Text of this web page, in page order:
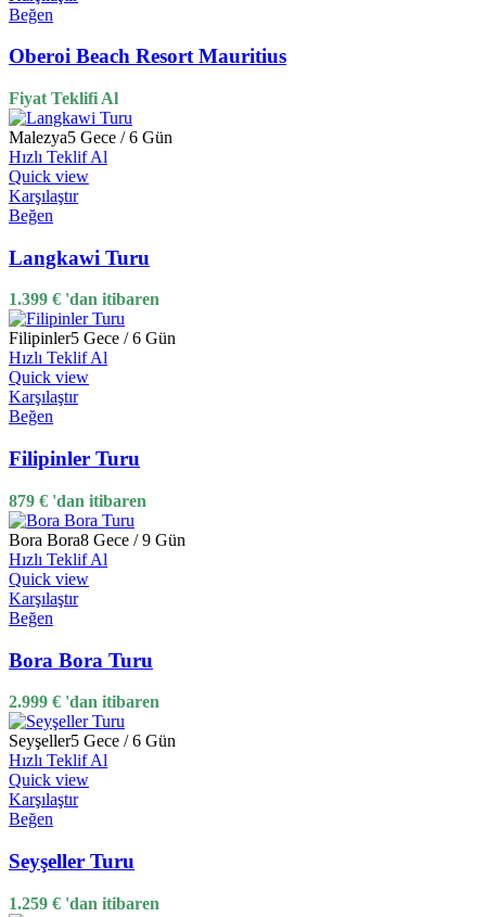
Beğen
Oberoi Beach Resort Mauritius
Fiyat Teklifi Al
Malezya5 Gece / 6 Gün
Hızlı Teklif Al
Quick view
Karşılaştır
Beğen
Langkawi Turu
1.399 € 'dan itibaren
Filipinler5 Gece / 6 Gün
Hızlı Teklif Al
Quick view
Karşılaştır
Beğen
Filipinler Turu
879 € 'dan itibaren
Bora Bora8 Gece / 9 Gün
Hızlı Teklif Al
Quick view
Karşılaştır
Beğen
Bora Bora Turu
2.999 € 'dan itibaren
Seyşeller5 Gece / 6 Gün
Hızlı Teklif Al
Quick view
Karşılaştır
Beğen
Seyşeller Turu
1.259 € 'dan itibaren